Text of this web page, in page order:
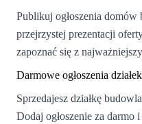
Publikuj ogłoszenia
przejrzystej prezentacji
zapoznać się z
Darmowe ogłoszenia działek
Sprzedajesz działkę
Dodaj ogłoszenie za